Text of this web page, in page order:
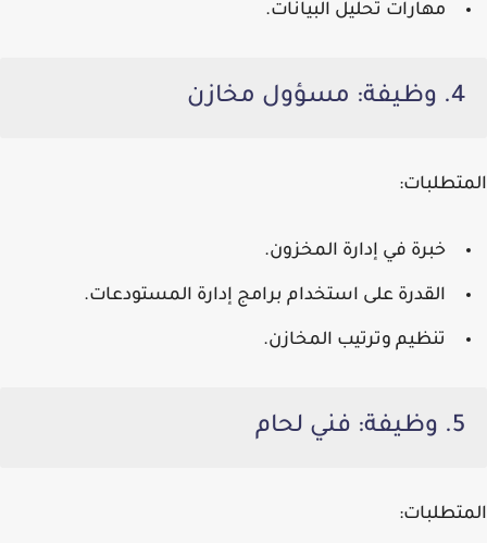
مهارات تحليل البيانات.
4. وظيفة: مسؤول مخازن
المتطلبات:
خبرة في إدارة المخزون.
القدرة على استخدام برامج إدارة المستودعات.
تنظيم وترتيب المخازن.
5. وظيفة: فني لحام
المتطلبات: